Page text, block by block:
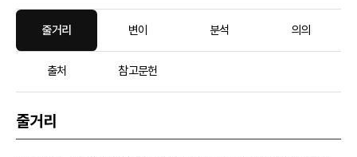
줄거리 변이 분석 의의
출처 참고문헌
줄거리